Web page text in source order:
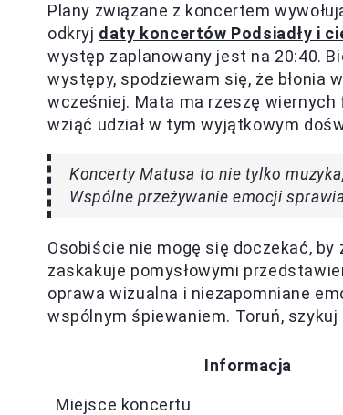
Plany związane z koncertem
odkryj daty koncertów Podsiadły i
występ zaplanowany jest na 20:40.
występy, spodziewam się, że błonia
wcześniej. Mata ma rzeszę
wziąć udział w tym wyjątkowym
Koncerty Matusa to nie tylko
Wspólne przeżywanie emocji
Osobiście nie mogę się doczekać,
zaskakuje pomysłowymi
oprawa wizualna i niezapomniane
wspólnym śpiewaniem. Toruń,
Informacja
Miejsce koncertu